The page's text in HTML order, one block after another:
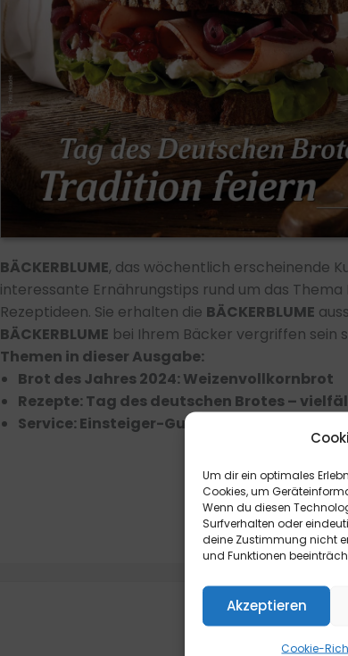
Um dir ein optimales
Cookies, um
Wenn du diesen
Surfverhalten oder
deine Zustimmung nicht
und Funktionen
Akzeptieren
Cookie-
BÄCKERBLUME, das wöchentlich erscheinende
interessante Ernährungstips rund um das
Rezeptideen. Sie erhalten die BÄCKERBLUME
BÄCKERBLUME bei Ihrem Bäcker vergriffen sein
Themen in dieser Ausgabe:
Brot des Jahres 2024: Weizenvollkornbrot
Rezepte: Tag des deutschen Brotes –
Service: Einsteiger-Guide ins Joggen